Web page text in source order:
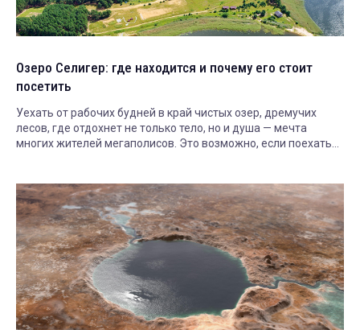
Озеро Селигер: где находится и почему его стоит
посетить
Уехать от рабочих будней в край чистых озер, дремучих
лесов, где отдохнет не только тело, но и душа — мечта
многих жителей мегаполисов. Это возможно, если поехать